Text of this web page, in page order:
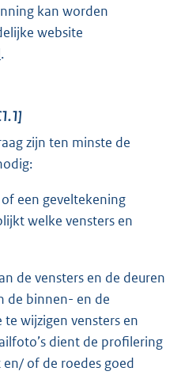
kan worden
website
.
zijn ten minste de
een geveltekening
welke vensters en
de vensters en de deuren
de binnen- en de
wijzigen vensters en
dient de profilering
of de roedes goed